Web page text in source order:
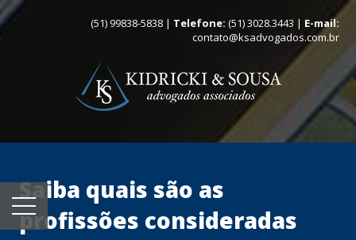
(51) 99838-5838 | Telefone: (51) 3028.3443 | E-mail:
contato@ksadvogados.com.br
Saiba quais são as
profissões consideradas